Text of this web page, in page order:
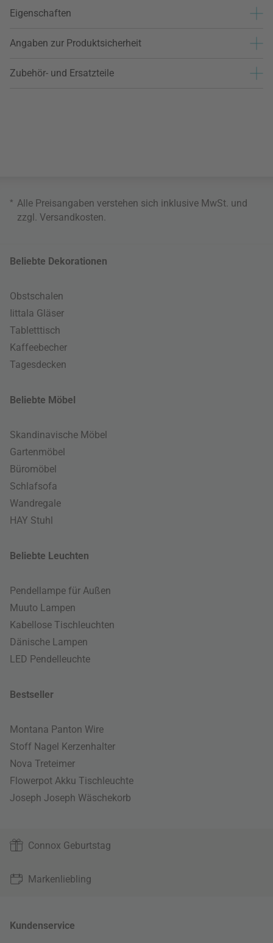
Eigenschaften
Angaben zur Produktsicherheit
Zubehör- und Ersatzteile
* Alle Preisangaben verstehen sich inklusive MwSt. und
zzgl. Versandkosten
Beliebte Dekorationen
Obstschalen
Iittala Gläser
Tabletttisch
Kaffeebecher
Tagesdecken
Beliebte Möbel
Skandinavische Möbel
Gartenmöbel
Büromöbel
Schlafsofa
Wandregale
HAY Stuhl
Beliebte Leuchten
Pendellampe für Außen
Muuto Lampen
Kabellose Tischleuchten
Dänische Lampen
LED Pendelleuchte
Bestseller
Montana Panton Wire
Stoff Nagel Kerzenhalter
Nova Treteimer
Flowerpot Akku Tischleuchte
Joseph Joseph Wäschekorb
Connox Geburtstag
Markenliebling
Kundenservice